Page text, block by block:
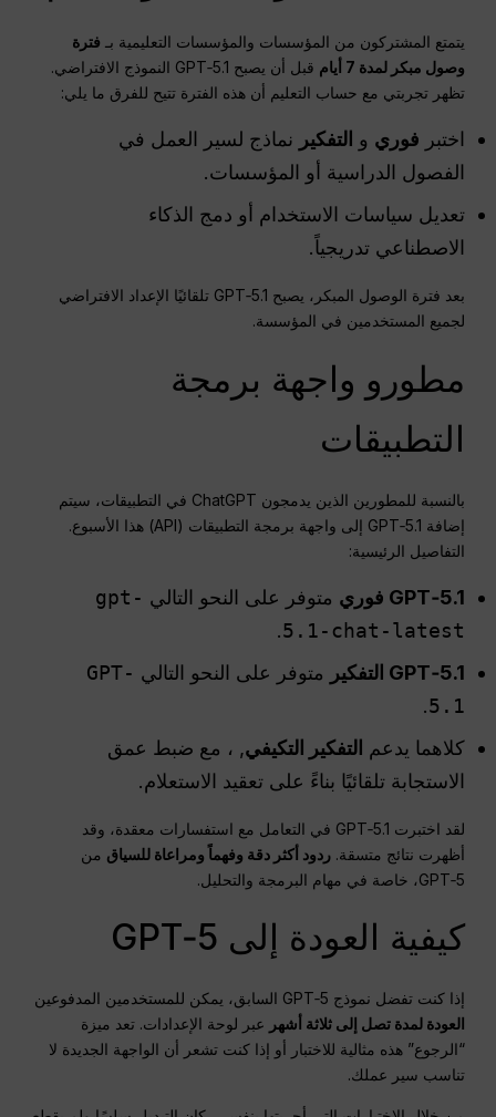
يتمتع المشتركون من المؤسسات والمؤسسات التعليمية بـ فترة
وصول مبكر لمدة 7 أيام
قبل أن يصبح GPT‑5.1 النموذج الافتراضي.
تظهر تجربتي مع حساب التعليم أن هذه الفترة تتيح للفرق ما يلي:
اختبر فوري و التفكير نماذج لسير العمل في
الفصول الدراسية أو المؤسسات.
تعديل سياسات الاستخدام أو دمج الذكاء
الاصطناعي تدريجياً.
بعد فترة الوصول المبكر، يصبح GPT‑5.1 تلقائيًا الإعداد الافتراضي
لجميع المستخدمين في المؤسسة.
مطورو واجهة برمجة
التطبيقات
بالنسبة للمطورين الذين يدمجون ChatGPT في التطبيقات، سيتم
إضافة GPT‑5.1 إلى واجهة برمجة التطبيقات (API) هذا الأسبوع.
التفاصيل الرئيسية:
GPT‑5.1 فوري متوفر على النحو التالي gpt-
5.1-chat-latest
.
GPT‑5.1 التفكير
متوفر على النحو التالي GPT-
5.1
.
كلاهما يدعم التفكير التكيفي, ، مع ضبط عمق
الاستجابة تلقائيًا بناءً على تعقيد الاستعلام.
لقد اختبرت GPT‑5.1 في التعامل مع استفسارات معقدة، وقد
أظهرت نتائج متسقة.ردود أكثر دقة وفهماً ومراعاة للسياق من
GPT‑5، خاصة في مهام البرمجة والتحليل.
كيفية العودة إلى GPT‑5
إذا كنت تفضل نموذج GPT‑5 السابق، يمكن للمستخدمين المدفوعين
العودة لمدة تصل إلى ثلاثة أشهر عبر لوحة الإعدادات. تعد ميزة
“الرجوع” هذه مثالية للاختبار أو إذا كنت تشعر أن الواجهة الجديدة لا
تناسب سير عملك.